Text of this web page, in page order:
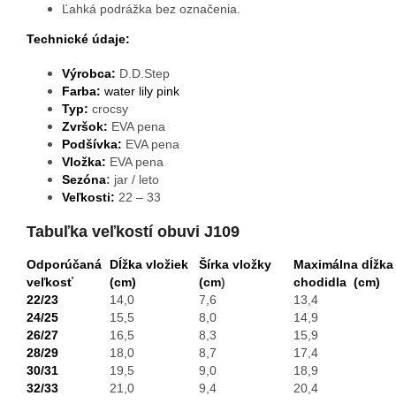
Ľahká podrážka bez označenia.
Technické údaje:
Výrobca: D.D.Step
Farba: water lily pink
Typ: crocsy
Zvršok: EVA pena
Podšívka: EVA pena
Vložka: EVA pena
Sezóna: jar / leto
Veľkosti: 22 – 33
Tabuľka veľkostí obuvi J109
Odporúčaná
veľkosť
22/23
24/25
26/27
28/29
30/31
32/33
Dĺžka vložiek
(cm)
14,0
15,5
16,5
18,0
19,5
21,0
Šírka vložky
(cm)
7,6
8,0
8,3
8,7
9,0
9,4
Maximálna dĺžka
chodidla (cm)
13,4
14,9
15,9
17,4
18,9
20,4